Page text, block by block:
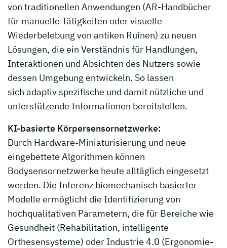
von traditionellen Anwendungen (AR-Handbücher
für manuelle Tätigkeiten oder visuelle
Wiederbelebung von antiken Ruinen) zu neuen
Lösungen, die ein Verständnis für Handlungen,
Interaktionen und Absichten des Nutzers sowie
dessen Umgebung entwickeln. So lassen
sich adaptiv spezifische und damit nützliche und
unterstützende Informationen bereitstellen.
KI-basierte Körpersensornetzwerke:
Durch Hardware-Miniaturisierung und neue
eingebettete Algorithmen können
Bodysensornetzwerke heute alltäglich eingesetzt
werden. Die Inferenz biomechanisch basierter
Modelle ermöglicht die Identifizierung von
hochqualitativen Parametern, die für Bereiche wie
Gesundheit (Rehabilitation, intelligente
Orthesensysteme) oder Industrie 4.0 (Ergonomie-